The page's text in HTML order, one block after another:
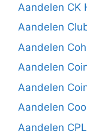
Aandelen CK
Aandelen
Aandelen
Aandelen
Aandelen
Aandelen
Aandelen